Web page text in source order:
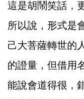
這是胡鬧笑話，
所以說，形式是
己大菩薩轉世的
的證量，但借用
能說會道得很，